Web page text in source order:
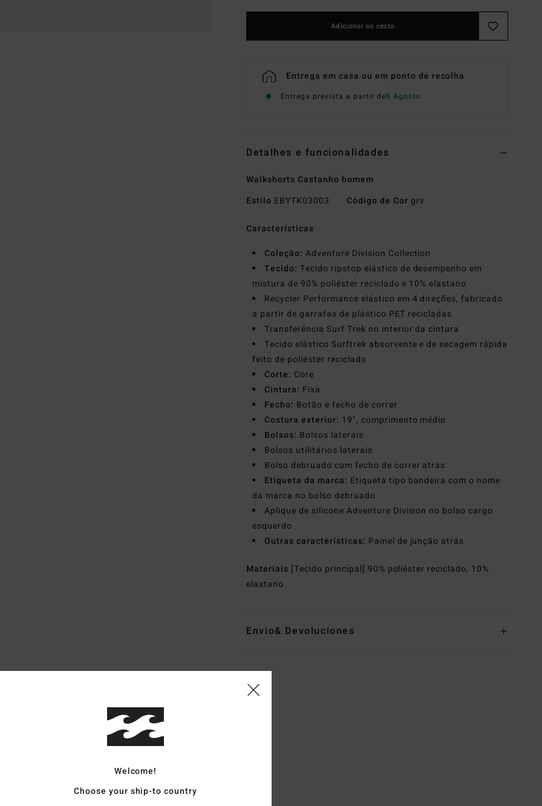
Adicionar ao cesto
Entrega em casa ou em ponto de recolha
Entrega prevista a partir de8 Agosto
Detalhes e funcionalidades
Walkshorts Castanho homem
Estilo EBYTK03003 Código de Cor grv
Características
Coleção: Adventure Division Collection
Tecido: Tecido ripstop elástico de desempenho em
mistura de 90% poliéster reciclado e 10% elastano
Recycler Performance elástico em 4 direções, fabricado
a partir de garrafas de plástico PET recicladas
Transferência Surf Trek no interior da cintura
Tecido elástico Surftrek absorvente e de secagem rápida
feito de poliéster reciclado
Corte: Core
Cintura: Fixa
Fecho: Botão e fecho de correr
Costura exterior: 19", comprimento médio
Bolsos: Bolsos laterais
Bolsos utilitários laterais
Bolso debruado com fecho de correr atrás
Etiqueta da marca: Etiqueta tipo bandeira com o nome
da marca no bolso debruado
Aplique de silicone Adventure Division no bolso cargo
esquerdo
Outras características: Painel de junção atrás
Materiais [Tecido principal] 90% poliéster reciclado, 10%
elastano
Envio& Devoluciones
Pontuação média
4.3/5
Welcome!
Choose your ship-to country